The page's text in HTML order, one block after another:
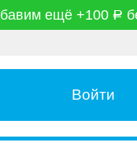
ещё +100 руб
Войти